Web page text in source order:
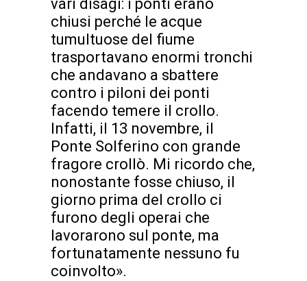
vari disagi: i ponti erano
chiusi perché le acque
tumultuose del fiume
trasportavano enormi tronchi
che andavano a sbattere
contro i piloni dei ponti
facendo temere il crollo.
Infatti, il 13 novembre, il
Ponte Solferino con grande
fragore crollò. Mi ricordo che,
nonostante fosse chiuso, il
giorno prima del crollo ci
furono degli operai che
lavorarono sul ponte, ma
fortunatamente nessuno fu
coinvolto».